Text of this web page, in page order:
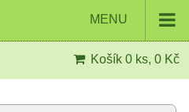
MENU
Košík 0 ks, 0 Kč